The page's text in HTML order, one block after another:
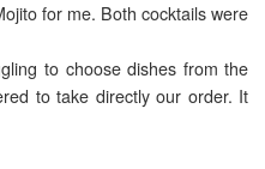
for me. Both cocktails were
to choose dishes from the
to take directly our order. It